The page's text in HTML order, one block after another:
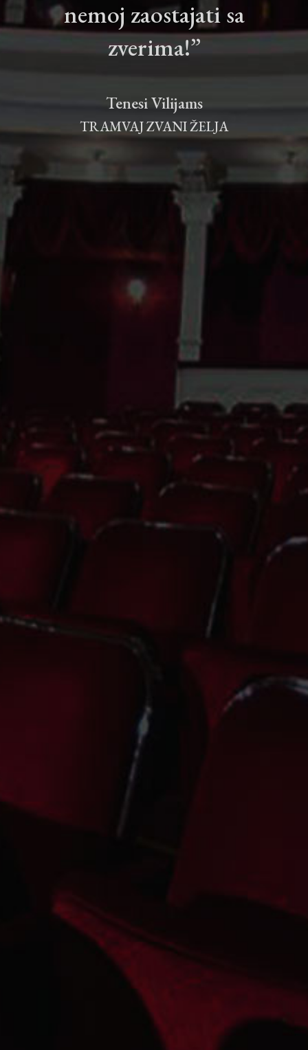
nemoj zaostajati sa
zverima!”
Tenesi Vilijams
TRAMVAJ ZVANI ŽELJA